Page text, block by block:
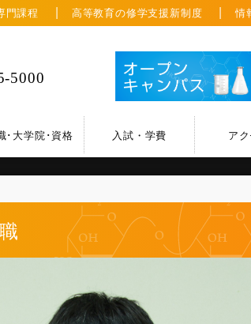
門課程 高等教育の修学支援新制度 情
5000
･大学院･資格 入試・学費 ア